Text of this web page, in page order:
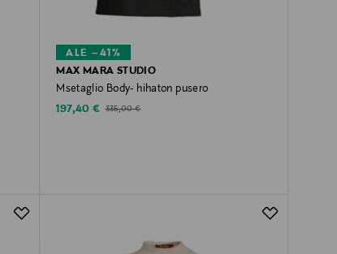
ALE –41%
MAX MARA STUDIO
Msetaglio Body- hihaton pusero
Discounted Price
197,40 € Original Price
335,00 €